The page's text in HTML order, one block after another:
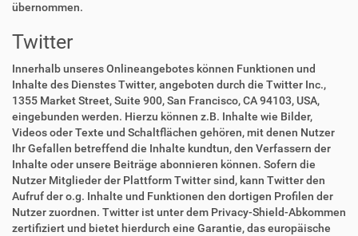
übernommen.
Twitter
Innerhalb unseres Onlineangebotes können Funktionen und
Inhalte des Dienstes Twitter, angeboten durch die Twitter Inc.,
1355 Market Street, Suite 900, San Francisco, CA 94103, USA,
eingebunden werden. Hierzu können z.B. Inhalte wie Bilder,
Videos oder Texte und Schaltflächen gehören, mit denen Nutzer
Ihr Gefallen betreffend die Inhalte kundtun, den Verfassern der
Inhalte oder unsere Beiträge abonnieren können. Sofern die
Nutzer Mitglieder der Plattform Twitter sind, kann Twitter den
Aufruf der o.g. Inhalte und Funktionen den dortigen Profilen der
Nutzer zuordnen. Twitter ist unter dem Privacy-Shield-Abkommen
zertifiziert und bietet hierdurch eine Garantie, das europäische